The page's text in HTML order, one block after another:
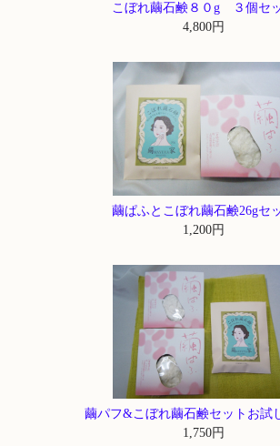
こぼれ繭石鹸８０g ３個セ
4,800円
繭ぱふとこぼれ繭石鹸26gセ
1,200円
繭パフ&こぼれ繭石鹸セットお試
1,750円